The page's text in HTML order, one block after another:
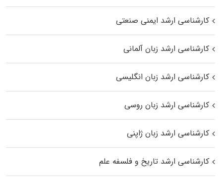
کارشناسی ارشد ایمنی صنعتی
کارشناسی ارشد زبان آلمانی
کارشناسی ارشد زبان انگلیسی
کارشناسی ارشد زبان روسی
کارشناسی ارشد زبان ژاپنی
کارشناسی ارشد تاریخ و فلسفه علم